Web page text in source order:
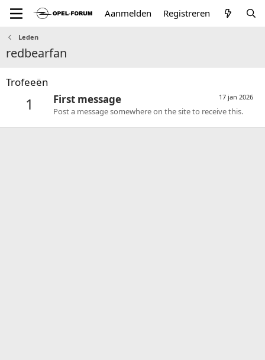
Aanmelden Registreren
Leden
redbearfan
Trofeeën
1 17 jan 2026
First message
Post a message somewhere on the site to receive this.